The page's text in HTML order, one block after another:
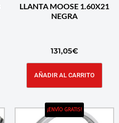
LLANTA MOOSE 1.60X21
NEGRA
131,05€
AÑADIR AL CARRITO
¡ENVÍO GRATIS!